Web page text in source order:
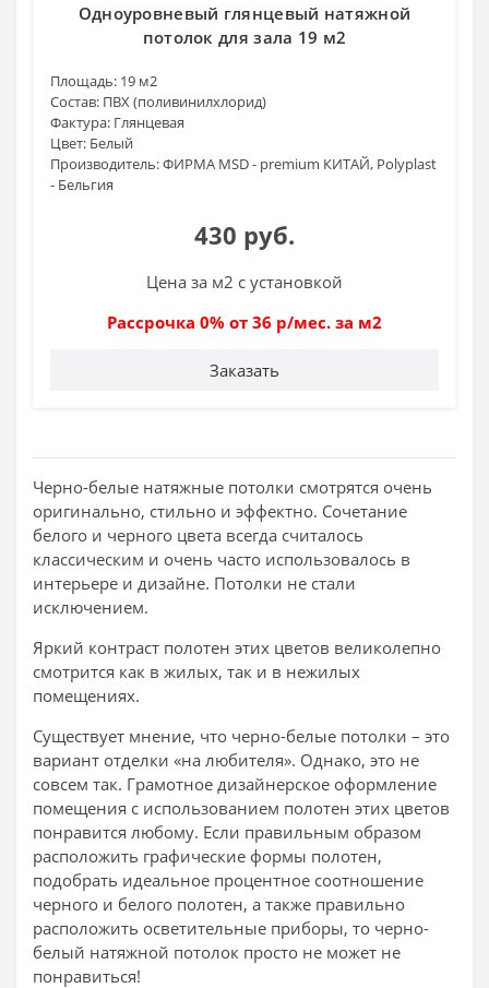
Одноуровневый глянцевый натяжной
потолок для зала 19 м2
Площадь: 19 м2
Состав: ПВХ (поливинилхлорид)
Фактура: Глянцевая
Цвет: Белый
Производитель:ФИРМА MSD - premium КИТАЙ, Polyplast
- Бельгия
430 руб.
Цена за м2 с установкой
Рассрочка 0% от 36 р/мес. за м2
Заказать
Черно-белые натяжные потолки смотрятся очень
оригинально, стильно и эффектно. Сочетание
белого и черного цвета всегда считалось
классическим и очень часто использовалось в
интерьере и дизайне. Потолки не стали
исключением.
Яркий контраст полотен этих цветов великолепно
смотрится как в жилых, так и в нежилых
помещениях.
Существует мнение, что черно-белые потолки – это
вариант отделки «на любителя». Однако, это не
совсем так. Грамотное дизайнерское оформление
помещения с использованием полотен этих цветов
понравится любому. Если правильным образом
расположить графические формы полотен,
подобрать идеальное процентное соотношение
черного и белого полотен, а также правильно
расположить осветительные приборы, то черно-
белый натяжной потолок просто не может не
понравиться!